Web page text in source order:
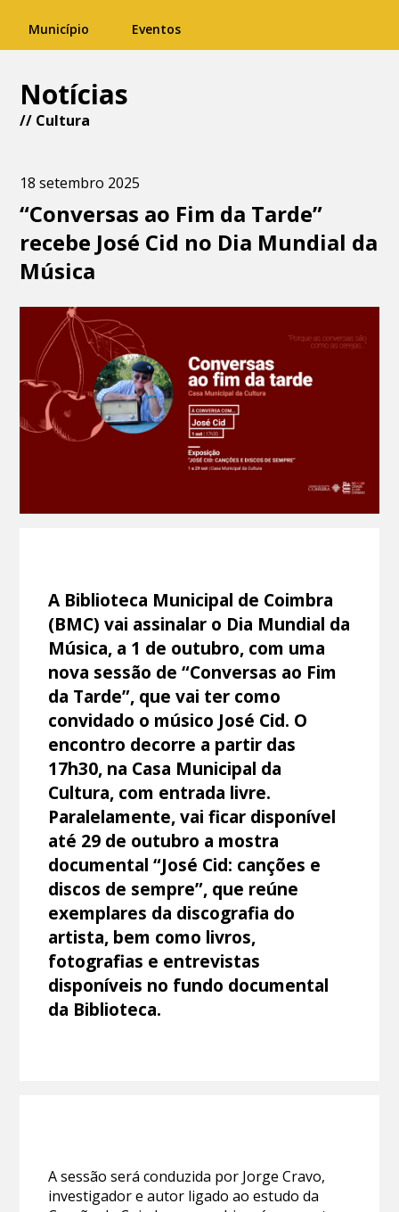
Município Eventos
Notícias
// Cultura
18 setembro 2025
“Conversas ao Fim da Tarde”
recebe José Cid no Dia Mundial da
Música
A Biblioteca Municipal de Coimbra
(BMC) vai assinalar o Dia Mundial da
Música, a 1 de outubro, com uma
nova sessão de “Conversas ao Fim
da Tarde”, que vai ter como
convidado o músico José Cid. O
encontro decorre a partir das
17h30, na Casa Municipal da
Cultura, com entrada livre.
Paralelamente, vai ficar disponível
até 29 de outubro a mostra
documental “José Cid: canções e
discos de sempre”, que reúne
exemplares da discografia do
artista, bem como livros,
fotografias e entrevistas
disponíveis no fundo documental
da Biblioteca.
A sessão será conduzida por Jorge Cravo,
investigador e autor ligado ao estudo da